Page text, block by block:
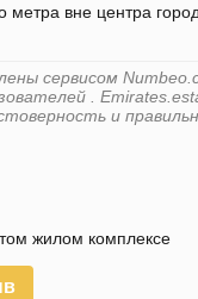
метра вне центра
сервисом
.
и
жилом комплексе